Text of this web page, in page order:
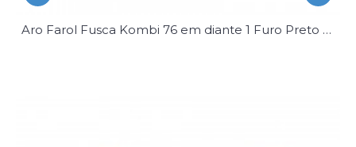
Aro Farol Fusca Kombi 76 em diante 1 Furo Preto Par